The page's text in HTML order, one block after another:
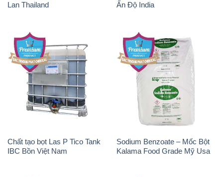
Chất tạo bọt Las P Tico Tank
IBC Bồn Việt Nam
Sodium Benzoate – Mốc Bột
Kalama Food Grade Mỹ Usa